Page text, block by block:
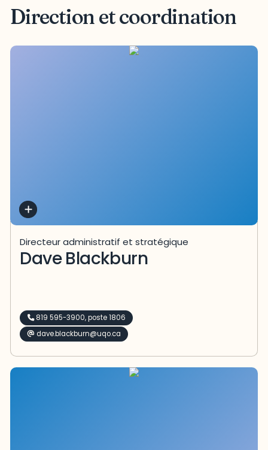
Direction et coordination
Directeur administratif et stratégique
Dave Blackburn
819 595-3900, poste 1806
dave.blackburn@uqo.ca